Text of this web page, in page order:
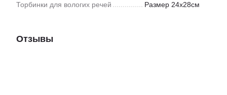
Торбинки для вологих речей Размер 24х28см
Отзывы